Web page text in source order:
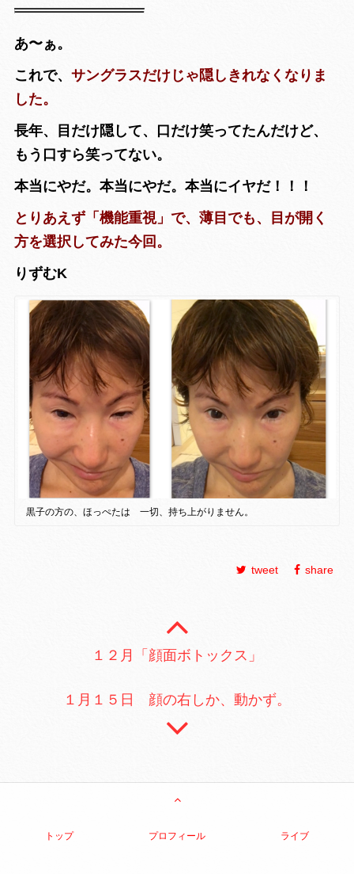
あ〜ぁ。
これで、 サングラスだけじゃ隠しきれなくなりま
した。
長年、目だけ隠して、口だけ笑ってたんだけど、
もう口すら笑ってない。
本当にやだ。本当にやだ。本当にイヤだ！！！
とりあえず「機能重視」で、薄目でも、目が開く
方を選択してみた今回。
りずむK
黒子の方の、ほっぺたは 一切、持ち上がりません。
tweet share
１２月「顔面ボトックス」
１月１５日 顔の右しか、動かず。
トップ プロフィール ライブ